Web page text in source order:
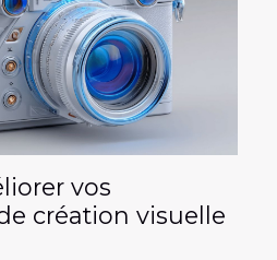
vos
création visuelle